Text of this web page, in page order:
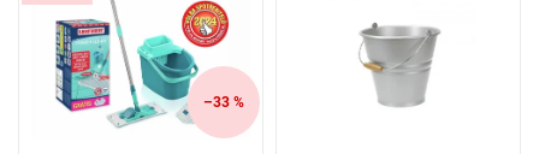
–33 %